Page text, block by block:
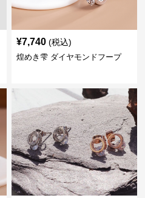
¥7,740 (税込)
煌めき雫 ダイヤモンドフープ